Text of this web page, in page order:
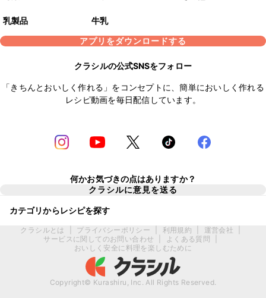
乳製品
牛乳
アプリをダウンロードする
クラシルの公式SNSをフォロー
「きちんとおいしく作れる」をコンセプトに、簡単においしく作れる
レシピ動画を毎日配信しています。
何かお気づきの点はありますか？
クラシルに意見を送る
カテゴリからレシピを探す
クラシルとは プライバシーポリシー 利用規約 運営会社
サービスに関してのお問い合わせ
よくある質問
おいしく安全に料理を楽しむために
Copyright© Kurashiru, Inc. All Rights Reserved.